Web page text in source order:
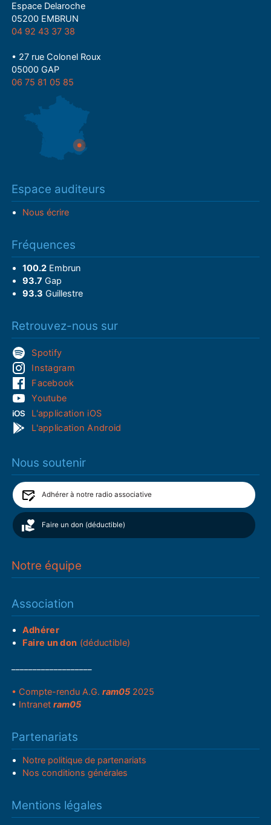
Espace Delaroche
05200 EMBRUN
04 92 43 37 38
• 27 rue Colonel Roux
05000 GAP
06 75 81 05 85
Espace auditeurs
Nous écrire
Fréquences
100.2Embrun
93.7 Gap
93.3 Guillestre
Retrouvez-nous sur
Spotify
Instagram
Facebook
Youtube
L'application iOS
L'application Android
Nous soutenir
Adhérer à notre radio associative
Faire un don (déductible)
Notre équipe
Association
Adhérer
Faire un don (déductible)
• Compte-rendu A.G.ram05 2025
• Intranetram05
Partenariats
Notre politique de partenariats
Nos conditions générales
Mentions légales